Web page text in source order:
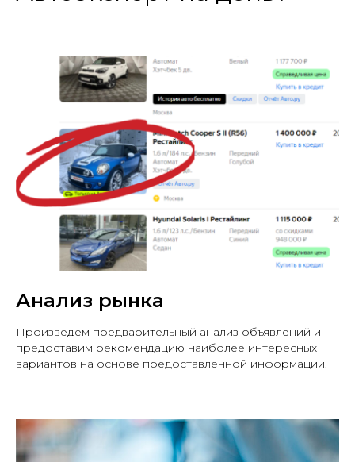
Анализ рынка
Произведем предварительный анализ объявлений и
предоставим рекомендацию наиболее интересных
вариантов на основе предоставленной информации.